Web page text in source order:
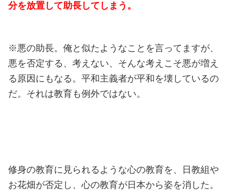
分を放置して助長してしまう。
※悪の助長。俺と似たようなことを言ってますが、
悪を否定する、考えない、そんな考えこそ悪が増え
る原因にもなる。平和主義者が平和を壊しているの
だ。それは教育も例外ではない。
修身の教育に見られるような心の教育を、日教組や
お花畑が否定し、心の教育が日本から姿を消した。